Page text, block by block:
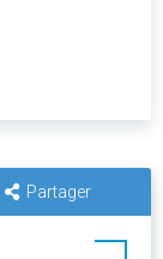
Partager